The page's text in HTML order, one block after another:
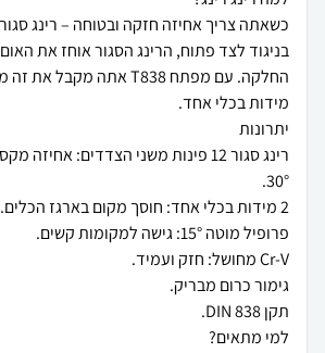
כשאתה צריך אחיזה חזקה ובטוחה – רינג
בניגוד לצד פתוח, הרינג הסגור אוחז את
רינג סגור 12 פינות משני הצדדים: